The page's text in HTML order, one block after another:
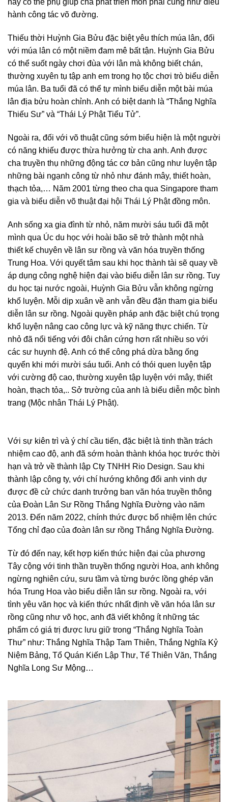
này có thể phụ giúp cha phát triển môn phái cũng như điều
hành công tác võ đường.
Thiếu thời Huỳnh Gia Bửu đặc biệt yêu thích múa lân, đối
với múa lân có một niềm đam mê bất tận. Huỳnh Gia Bửu
có thể suốt ngày chơi đùa với lân mà không biết chán,
thường xuyên tụ tập anh em trong họ tộc chơi trò biểu diễn
múa lân. Ba tuổi đã có thể tự mình biểu diễn một bài múa
lân địa bửu hoàn chỉnh. Anh có biệt danh là “Thắng Nghĩa
Thiếu Sư” và “Thái Lý Phật Tiểu Tử”.
Ngoài ra, đối với võ thuật cũng sớm biểu hiện là một người
có năng khiếu được thừa hưởng từ cha anh. Anh được
cha truyền thụ những động tác cơ bản cũng như luyện tập
những bài ngạnh công từ nhỏ như đánh mây, thiết hoàn,
thạch tỏa,… Năm 2001 từng theo cha qua Singapore tham
gia và biểu diễn võ thuật đại hội Thái Lý Phật đồng môn.
Anh sống xa gia đình từ nhỏ, năm mười sáu tuổi đã một
mình qua Úc du học với hoài bão sẽ trở thành một nhà
thiết kế chuyên về lân sư rồng và văn hóa truyền thống
Trung Hoa. Với quyết tâm sau khi học thành tài sẽ quay về
áp dụng công nghệ hiện đại vào biểu diễn lân sư rồng. Tuy
du học tại nước ngoài, Huỳnh Gia Bửu vẫn không ngừng
khổ luyện. Mỗi dịp xuân về anh vẫn đều đặn tham gia biểu
diễn lân sư rồng. Ngoài quyền pháp anh đặc biệt chú trọng
khổ luyện nâng cao công lực và kỹ năng thực chiến. Từ
nhỏ đã nổi tiếng với đôi chân cứng hơn rất nhiều so với
các sư huynh đệ. Anh có thể công phá dừa bằng ống
quyển khi mới mười sáu tuổi. Anh có thói quen luyện tập
với cường độ cao, thường xuyên tập luyện với mây, thiết
hoàn, thạch tỏa,.. Sở trường của anh là biểu diễn mộc bình
trang (Mộc nhân Thái Lý Phật).
Với sự kiên trì và ý chí cầu tiến, đặc biệt là tinh thần trách
nhiệm cao độ, anh đã sớm hoàn thành khóa học trước thời
hạn và trở về thành lập Cty TNHH Rio Design. Sau khi
thành lập công ty, với chí hướng không đổi anh vinh dự
được đề cử chức danh trưởng ban văn hóa truyền thông
của Đoàn Lân Sư Rồng Thắng Nghĩa Đường vào năm
2013. Đến năm 2022, chính thức được bổ nhiệm lên chức
Tổng chỉ đạo của đoàn lân sư rồng Thắng Nghĩa Đường.
Từ đó đến nay, kết hợp kiến thức hiện đại của phương
Tây cộng với tinh thần truyền thống người Hoa, anh không
ngừng nghiên cứu, sưu tầm và từng bước lồng ghép văn
hóa Trung Hoa vào biểu diễn lân sư rồng. Ngoài ra, với
tình yêu văn học và kiến thức nhất định về văn hóa lân sư
rồng cũng như võ học, anh đã viết không ít những tác
phẩm có giá trị được lưu giữ trong “Thắng Nghĩa Toàn
Thư” như: Thắng Nghĩa Thập Tam Thiên, Thắng Nghĩa Kỷ
Niệm Bảng, Tổ Quán Kiến Lập Thư, Tế Thiên Văn, Thắng
Nghĩa Long Sư Mộng…